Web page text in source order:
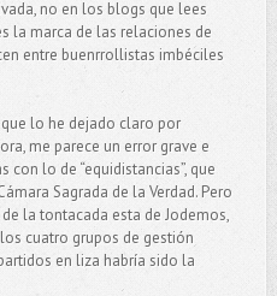
no en los blogs que lees
la marca de las relaciones de
entre buenrrollistas imbéciles
lo he dejado claro por
me parece un error grave e
con lo de “equidistancias”, que
Sagrada de la Verdad. Pero
la tontacada esta de Jodemos,
cuatro grupos de gestión
en liza habría sido la